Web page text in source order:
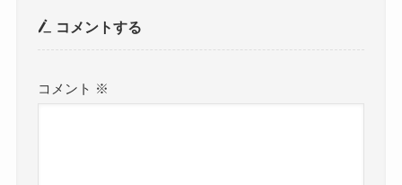
コメントする
コメント ※